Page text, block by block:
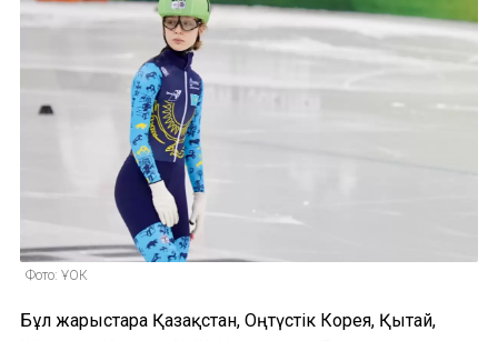
Фото: ҰОК
Бұл жарыстарға Қазақстан, Оңтүстік Корея, Қытай,